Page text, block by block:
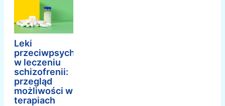
Leki
przeciwpsychotyczne
w leczeniu
schizofrenii:
przegląd
możliwości w
terapiach